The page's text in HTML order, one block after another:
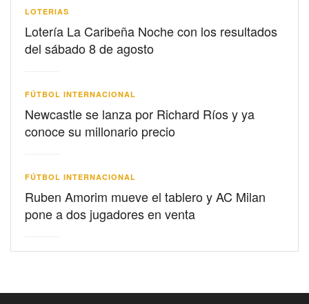
LOTERIAS
Lotería La Caribeña Noche con los resultados
del sábado 8 de agosto
FÚTBOL INTERNACIONAL
Newcastle se lanza por Richard Ríos y ya
conoce su millonario precio
FÚTBOL INTERNACIONAL
Ruben Amorim mueve el tablero y AC Milan
pone a dos jugadores en venta